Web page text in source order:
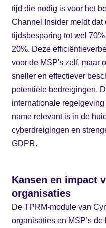
tijd die nodig is voor het
Channel Insider meldt dat
tijdsbesparing tot wel
20%. Deze
voor de MSP's zelf, maar
sneller en effectiever
potentiële bedreigingen.
internationale
name relevant is in de
cyberdreigingen en
GDPR.
Kansen en impact
organisaties
De TPRM-module van
organisaties en MSP’s